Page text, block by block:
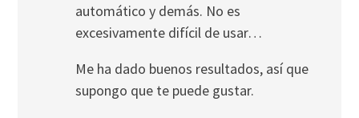
automático y demás. No es
excesivamente difícil de usar…
Me ha dado buenos resultados, así que
supongo que te puede gustar.